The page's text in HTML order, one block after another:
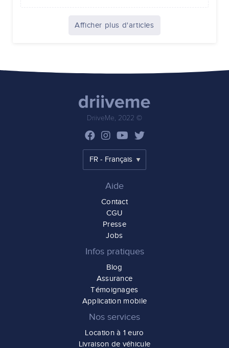
Afficher plus d'articles
DriiveMe, 2022 ©
Aide
Contact
CGU
Presse
Jobs
Infos pratiques
Blog
Assurance
Témoignages
Application mobile
Nos services
Location à 1 euro
Livraison de véhicule